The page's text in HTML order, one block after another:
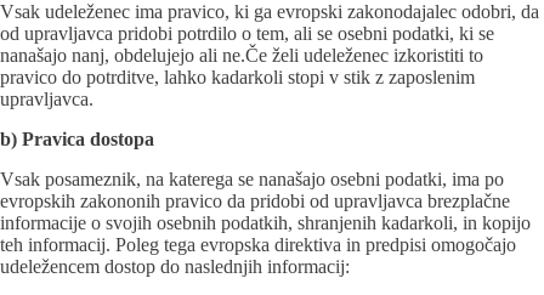
Vsak udeleženec ima pravico, ki ga evropski zakonodajalec odobri, da
od upravljavca pridobi potrdilo o tem, ali se osebni podatki, ki se
nanašajo nanj, obdelujejo ali ne.Če želi udeleženec izkoristiti to
pravico do potrditve, lahko kadarkoli stopi v stik z zaposlenim
upravljavca.
b) Pravica dostopa
Vsak posameznik, na katerega se nanašajo osebni podatki, ima po
evropskih zakononih pravico da pridobi od upravljavca brezplačne
informacije o svojih osebnih podatkih, shranjenih kadarkoli, in kopijo
teh informacij. Poleg tega evropska direktiva in predpisi omogočajo
udeležencem dostop do naslednjih informacij: